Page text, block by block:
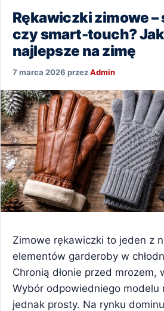
Rękawiczki zimowe –
czy smart-touch?
najlepsze na zimę
7 marca 2026 przezAdmin
Zimowe rękawiczki to jeden z
elementów garderoby w
Chronią dłonie przed mrozem,
Wybór odpowiedniego modelu
jednak prosty. Na rynku